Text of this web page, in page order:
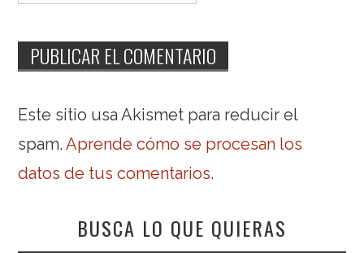
Este sitio usa Akismet para reducir el
spam.Aprende cómo se procesan los
datos de tus comentarios.
BUSCA LO QUE QUIERAS